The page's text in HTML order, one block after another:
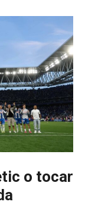
o tocar